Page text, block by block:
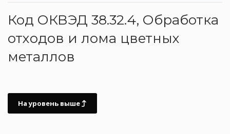
Код ОКВЭД 38.32.4, Обработка
отходов и лома цветных
металлов
На уровень выше